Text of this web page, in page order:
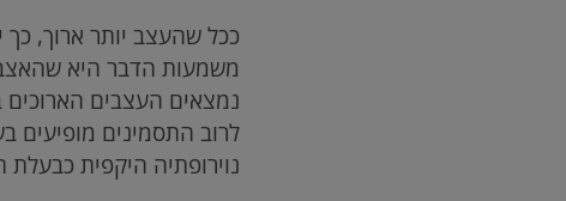
ככל שהעצב יותר ארוך, כך
משמעות הדבר היא
נמצאים העצבים הארוכים
לרוב התסמינים מופיעים
נוירופתיה היקפית